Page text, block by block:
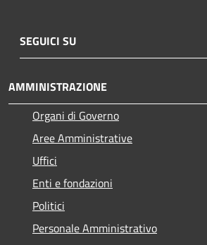
SEGUICI SU
AMMINISTRAZIONE
Organi di Governo
Aree Amministrative
Uffici
Enti e fondazioni
Politici
Personale Amministrativo